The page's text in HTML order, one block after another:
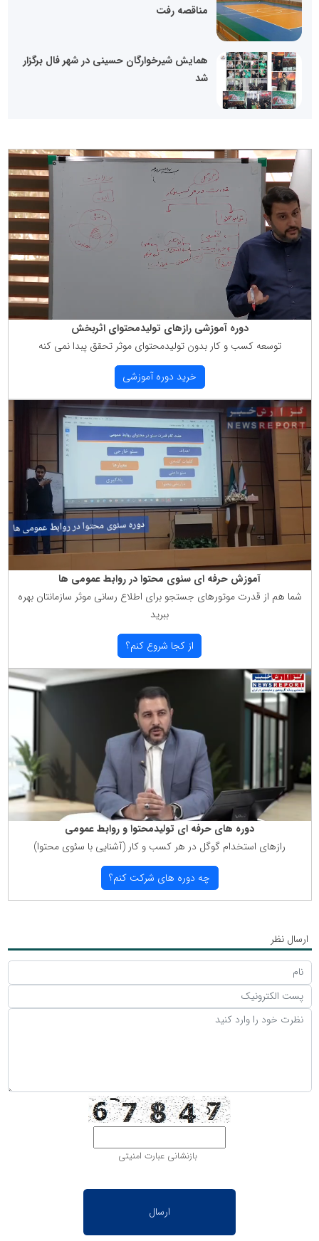
مناقصه رفت
همایش شیرخوارگان حسینی در شهر فال برگزار
شد
دوره آموزشی رازهای تولیدمحتوای اثربخش
توسعه كسب و كار بدون تولیدمحتوای موثر تحقق پبدا نمی كنه
خرید دوره آموزشی
آموزش حرفه ای سئوی محتوا در روابط عمومی ها
شما هم از قدرت موتورهای جستجو برای اطلاع رسانی موثر سازمانتان بهره
ببرید
از كجا شروع كنم؟
دوره های حرفه ای تولیدمحتوا و روابط عمومی
رازهای استخدام گوگل در هر كسب و كار (آشنایی با سئوی محتوا)
چه دوره های شركت كنم؟
ارسال نظر
بازنشانی عبارت امنیتی